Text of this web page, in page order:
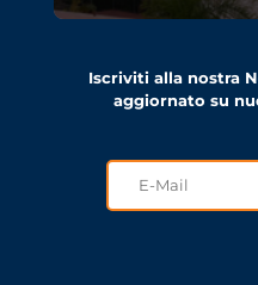
Iscriviti alla nostra
aggiornato su